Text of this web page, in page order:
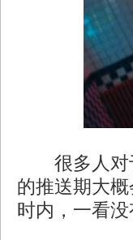
很多人对于
的推送期大
时内，一看